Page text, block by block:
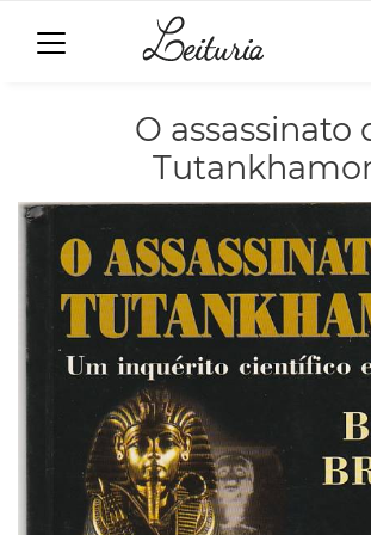
O assassinato